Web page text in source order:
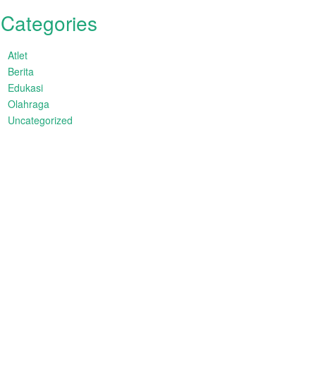
Categories
Atlet
Berita
Edukasi
Olahraga
Uncategorized